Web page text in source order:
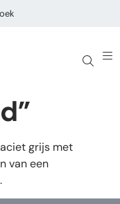
grijs met
van een